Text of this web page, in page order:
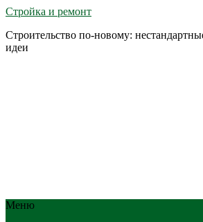
Стройка и ремонт
Строительство по-новому:
идеи
Меню